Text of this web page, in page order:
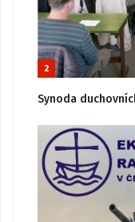
2
Synoda